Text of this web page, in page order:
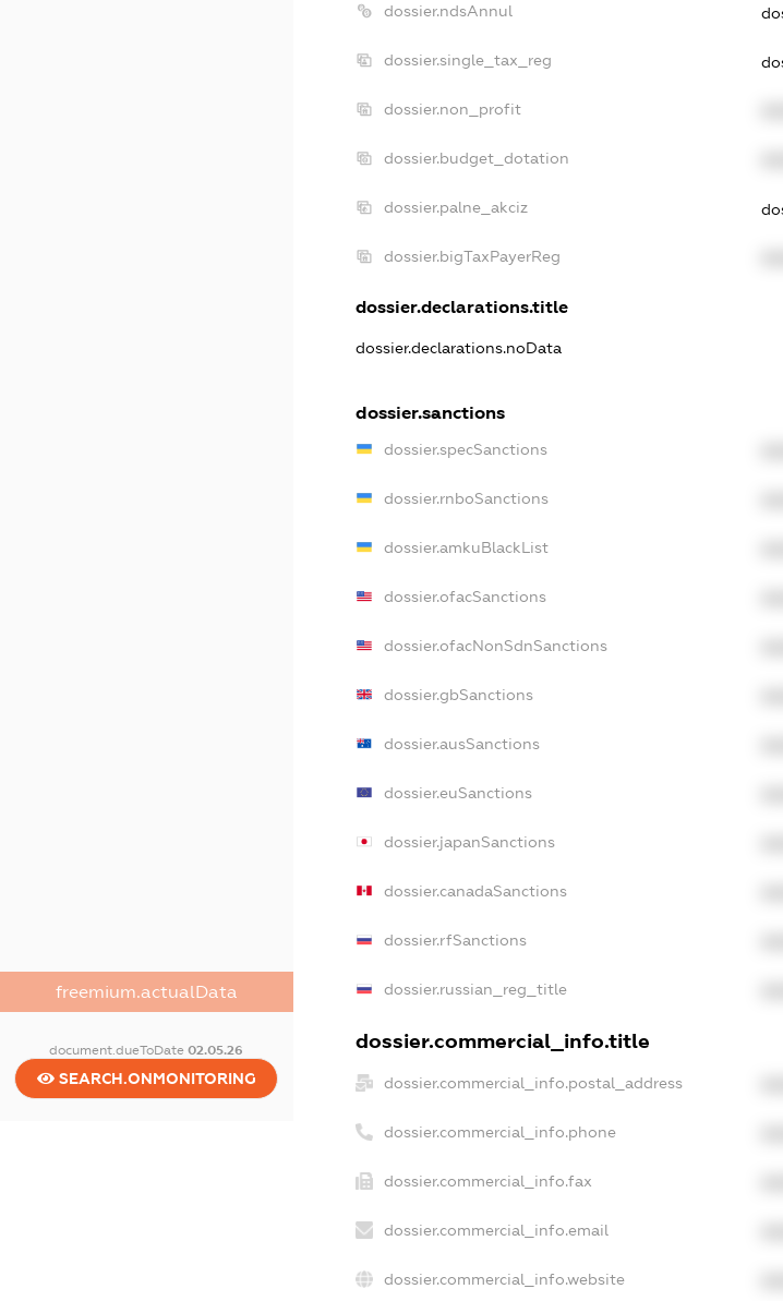
freemium.actualData
document.dueToDate02.05.26
SEARCH.ONMONITORING
dossier.ndsAnnul
dossier.single_tax_reg
dossier.non_profit
dossier.budget_dotation
dossier.palne_akciz
dossier.bigTaxPayerReg
dossier.declarations.title
dossier.declarations.noData
dossier.sanctions
dossier.specSanctions
dossier.rnboSanctions
dossier.amkuBlackList
dossier.ofacSanctions
dossier.ofacNonSdnSanctions
dossier.gbSanctions
dossier.ausSanctions
dossier.euSanctions
dossier.japanSanctions
dossier.canadaSanctions
dossier.rfSanctions
dossier.russian_reg_title
dossier.commercial_info.title
dossier.commercial_info.postal_address
dossier.commercial_info.phone
dossier.commercial_info.fax
dossier.commercial_info.email
dossier.commercial_info.website